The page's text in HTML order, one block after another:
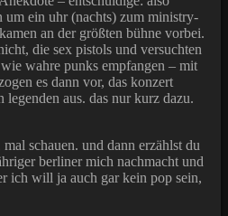
ein uhr (nachts) zum ministry-
an der größten bühne vorbei.
die sex pistols und versuchten
wahre punks empfangen – mit
es dann vor, das konzert
legenden aus. das nur kurz dazu.
schauen. und dann erzählst du
berliner mich nachmacht und
ich will ja auch gar kein pop sein,